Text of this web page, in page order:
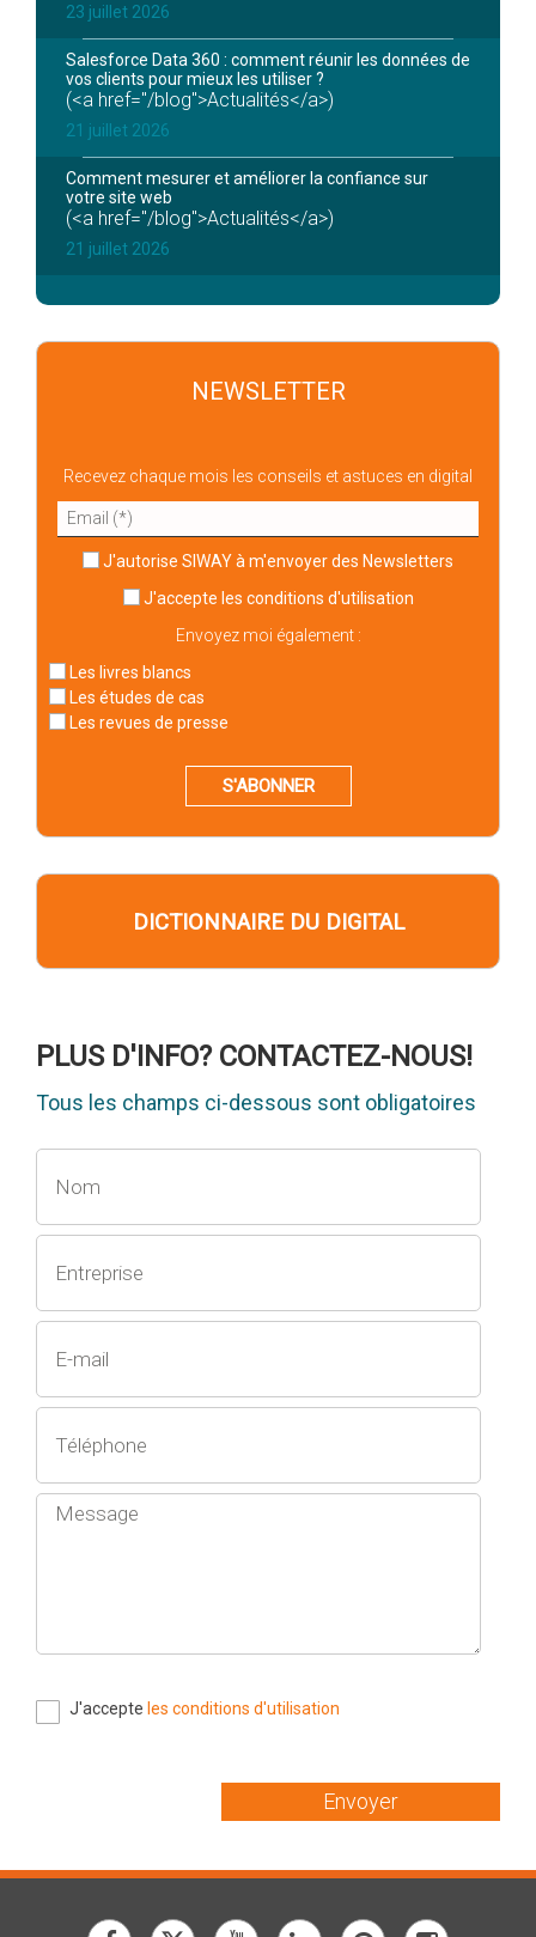
23 juillet 2026
Salesforce Data 360 : comment réunir les données de
vos clients pour mieux les utiliser ?
(<a href="/blog">Actualités</a>)
21 juillet 2026
Comment mesurer et améliorer la confiance sur
votre site web
(<a href="/blog">Actualités</a>)
21 juillet 2026
NEWSLETTER
Recevez chaque mois les conseils et astuces en digital
J'autorise SIWAY à m'envoyer des Newsletters
J'accepte les conditions d'utilisation
Envoyez moi également :
Les livres blancs
Les études de cas
Les revues de presse
S'ABONNER
DICTIONNAIRE DU DIGITAL
PLUS D'INFO? CONTACTEZ-NOUS!
Tous les champs ci-dessous sont obligatoires
J'accepte les conditions d'utilisation
Envoyer